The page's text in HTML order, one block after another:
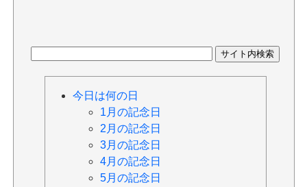
今日は何の日
1月の記念日
2月の記念日
3月の記念日
4月の記念日
5月の記念日